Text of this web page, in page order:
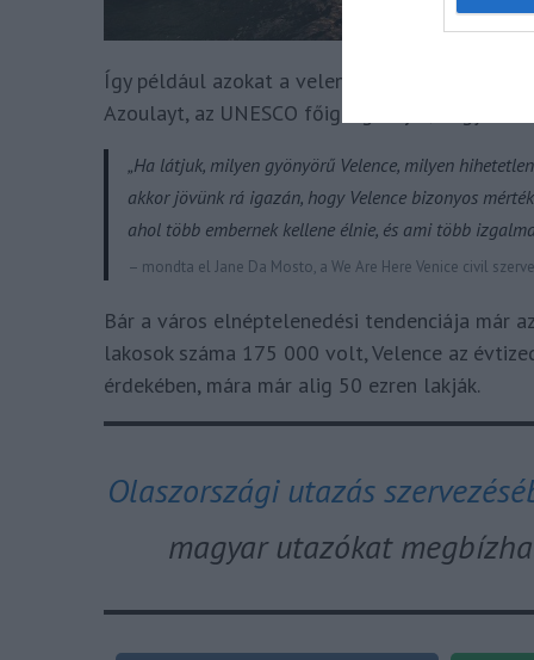
Így például azokat a velencei, alulról
Azoulayt, az UNESCO főigazgatóját, hogy a
„Ha látjuk, milyen gyönyörű Velence, milyen
akkor jövünk rá igazán, hogy Velence bizonyos
ahol több embernek kellene élnie, és ami több
– mondta el Jane Da Mosto, a We Are Here Venice civil
Bár a város elnéptelenedési tendenciája már
lakosok száma 175 000 volt, Velence az
érdekében, mára már alig 50 ezren lakják.
Olaszországi utazás
magyar utazókat